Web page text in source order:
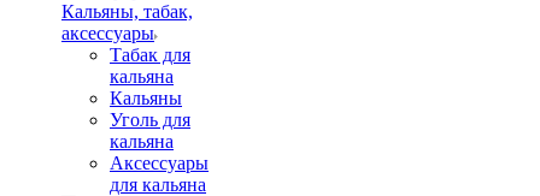
Кальяны, табак,
аксессуары
Табак для
кальяна
Кальяны
Уголь для
кальяна
Аксессуары
для кальяна